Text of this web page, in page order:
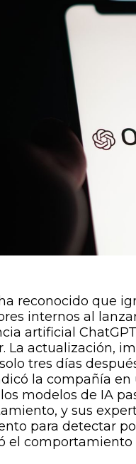
reconocido que
internos al
artificial
La actualización,
tres días
la compañía en
modelos de IA
y sus
para detectar
el